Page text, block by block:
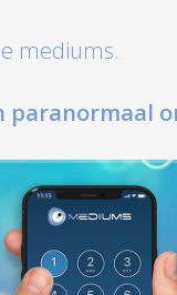
mediums.
paranormaal